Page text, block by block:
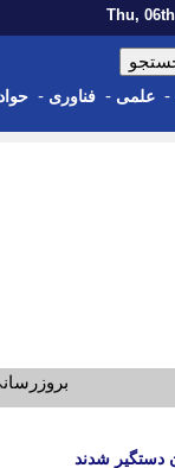
- علمی - فناوری -
بروزرسانی: